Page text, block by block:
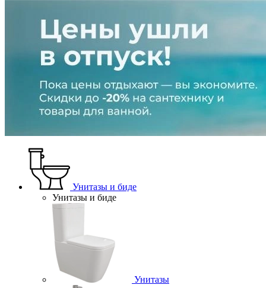
Унитазы и биде
Унитазы и биде
Унитазы